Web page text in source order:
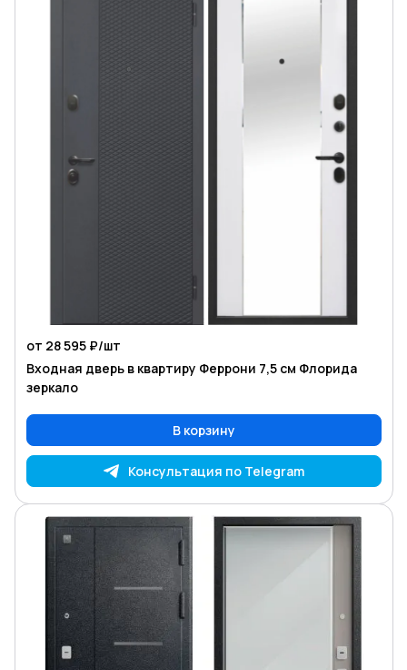
от 28 595 ₽/шт
Входная дверь в квартиру Феррони 7,5 см Флорида
зеркало
В корзину
Консультация по Telegram